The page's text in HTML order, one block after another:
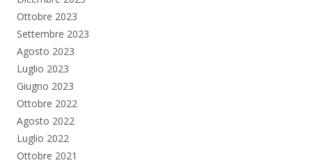
Ottobre 2023
Settembre 2023
Agosto 2023
Luglio 2023
Giugno 2023
Ottobre 2022
Agosto 2022
Luglio 2022
Ottobre 2021